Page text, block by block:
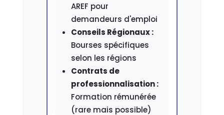
AREF pour
demandeurs d'emploi
Conseils Régionaux :
Bourses spécifiques
selon les régions
Contrats de
professionnalisation :
Formation rémunérée
(rare mais possible)